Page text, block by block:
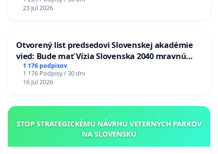
23 Jul 2026
Otvorený list predsedovi Slovenskej akadémie
vied: Bude mať Vízia Slovenska 2040 mravnú
chrbticu?
1 176 podpisov
1 176 Podpisy / 30 dni
16 Jul 2026
STOP STRATEGICKÉMU NÁVRHU VETERNÝCH PARKOV
NA SLOVENSKU